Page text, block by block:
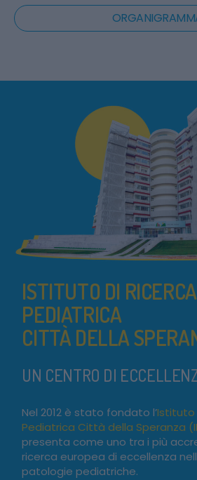
ISTITUTO DI RICERCA
PEDIATRICA
CITTÀ DELLA
UN CENTRO DI
Nel 2012 è stato fondato l’Istituto
Pediatrica Città della Speranza
presenta come uno tra i più
ricerca europea di eccellenza
patologie pediatriche.